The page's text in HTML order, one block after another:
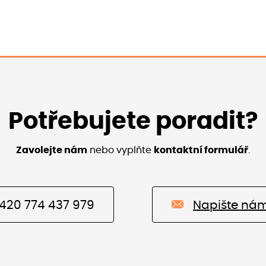
Potřebujete poradit?
Zavolejte nám nebo vyplňte kontaktní formulář
774 437 979 Napište